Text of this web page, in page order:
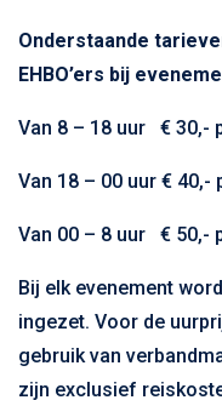
Onderstaande
EHBO’ers bij
Van 8 – 18 uur € 30,-
Van 18 – 00 uur €
Van 00 – 8 uur € 50,-
Bij elk evenement
ingezet. Voor de
gebruik van
zijn exclusief